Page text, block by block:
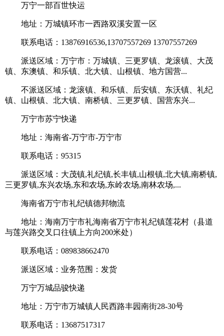
万宁一部百世快运
地址：万城镇环市一西路双溪安置一区
联系电话：13876916536,13707557269 13707557269
派送区域：万宁市：万城镇、三更罗镇、龙滚镇、大茂
镇、东澳镇、和乐镇、北大镇、山根镇、地方国营...
不派送区域：龙滚镇、和乐镇、后安镇、东沃镇、礼纪
镇、山根镇、北大镇、南桥镇、三更罗镇、国营东兴...
万宁市苏宁快递
地址：海南省-万宁市-万宁市
联系电话：95315
派送区域：大茂镇,礼纪镇,长丰镇,山根镇,北大镇,南桥镇,
三更罗镇,东兴农场,东和农场,东岭农场,南林农场,...
海南省万宁市礼纪镇德邦物流
地址：海南万宁市礼海南省万宁市礼纪镇莲花村（县道
与莲兴路交叉口往镇上方向200米处）
联系电话：089838662470
派送区域：业务范围：发货
万宁万城品骏快递
地址：万宁市万城镇人民西路丰园南街28-30号
联系电话：13687517317